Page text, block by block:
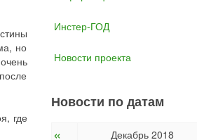
но
где
Инстер-ГОД
Новости проекта
Новости по датам
« Декабрь 2018